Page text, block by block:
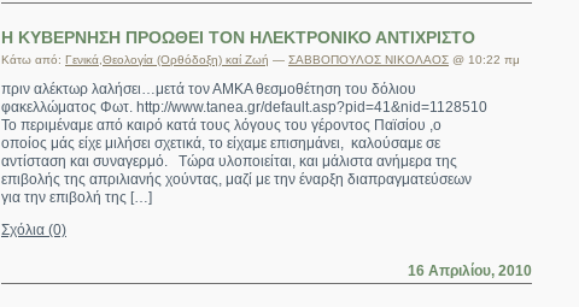
Η ΚΥΒΕΡΝΗΣΗ ΠΡΟΩΘΕΙ ΤΟΝ ΗΛΕΚΤΡΟΝΙΚΟ ΑΝΤΙΧΡΙΣΤΟ
Κάτω από: Γενικά Θεολογία (Ορθόδοξη) καί Ζωή — ΣΑΒΒΟΠΟΥΛΟΣ ΝΙΚΟΛΑΟΣ @ 10:22 πμ
πριν αλέκτωρ λαλήσει…μετά τον ΑΜΚΑ θεσμοθέτηση του δόλιου
φακελλώματος Φωτ. http://www.tanea.gr/default.asp?pid=41&nid=1128510
Το περιμέναμε από καιρό κατά τους λόγους του γέροντος Παϊσίου ,ο
οποίος μάς είχε μιλήσει σχετικά, το είχαμε επισημάνει, καλούσαμε σε
αντίσταση και συναγερμό. Τώρα υλοποιείται, και μάλιστα ανήμερα της
επιβολής της απριλιανής χούντας, μαζί με την έναρξη διαπραγματεύσεων
για την επιβολή της […]
Σχόλια (0)
16 Απριλίου, 2010